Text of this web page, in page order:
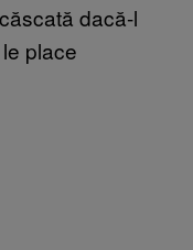
dacă-l
place